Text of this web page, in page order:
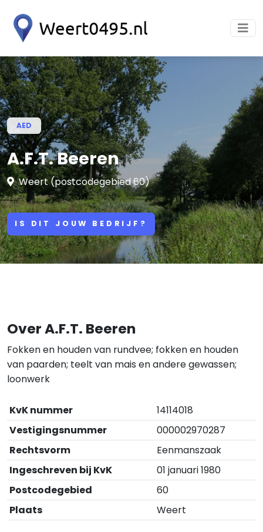
AED
A.F.T. Beeren
Weert (postcodegebied 60)
IS DIT JOUW BEDRIJF?
Over A.F.T. Beeren
Fokken en houden van rundvee; fokken en houden
van paarden; teelt van mais en andere gewassen;
loonwerk
KvK nummer
14114018
Vestigingsnummer
000002970287
Rechtsvorm
Eenmanszaak
Ingeschreven bij KvK
01 januari 1980
Postcodegebied
60
Plaats
Weert